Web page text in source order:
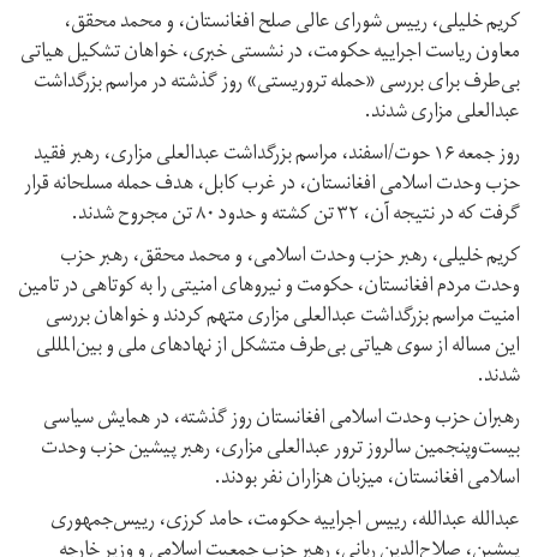
کریم خلیلی، رییس شورای عالی صلح افغانستان، و محمد محقق،
معاون ریاست اجراییه حکومت، در نشستی خبری، خواهان تشکیل هیاتی
بی‌طرف برای بررسی «حمله تروریستی» روز گذشته در مراسم بزرگداشت
عبدالعلی مزاری شدند.
روز جمعه ۱۶ حوت/اسفند، مراسم بزرگداشت عبدالعلی مزاری، رهبر فقید
حزب وحدت اسلامی افغانستان، در غرب کابل، هدف حمله مسلحانه قرار
گرفت که در نتیجه آن، ۳۲ تن کشته و حدود ۸۰ تن مجروح شدند.
کریم خلیلی، رهبر حزب وحدت اسلامی، و محمد محقق، رهبر حزب
وحدت مردم افغانستان، حکومت و نیروهای امنیتی را به کوتاهی در تامین
امنیت مراسم بزرگداشت عبدالعلی مزاری متهم کردند و خواهان بررسی
این مساله از سوی هیاتی بی‌طرف متشکل از نهادهای ملی و بین‌المللی
شدند.
رهبران حزب وحدت اسلامی افغانستان روز گذشته، در همایش سیاسی
بیست‌و‌پنجمین سالروز ترور عبدالعلی مزاری، رهبر پیشین حزب وحدت
اسلامی افغانستان، میزبان هزاران نفر بودند.
عبدالله عبدالله، رییس اجراییه حکومت، حامد کرزی، رییس‌جمهوری